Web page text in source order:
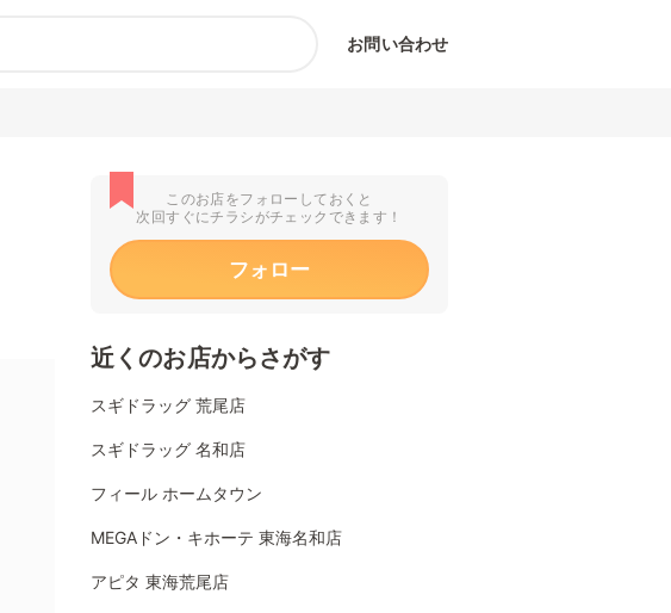
お問い合わせ
このお店をフォローしておくと
次回すぐにチラシがチェックできます！
フォロー
近くのお店からさがす
スギドラッグ 荒尾店
スギドラッグ 名和店
フィール ホームタウン
MEGAドン・キホーテ 東海名和店
アピタ 東海荒尾店